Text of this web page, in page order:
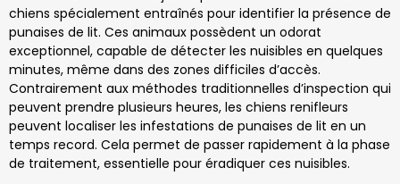
chiens spécialement entraînés pour identifier la présence de
punaises de lit. Ces animaux possèdent un odorat
exceptionnel, capable de détecter les nuisibles en quelques
minutes, même dans des zones difficiles d’accès.
Contrairement aux méthodes traditionnelles d’inspection qui
peuvent prendre plusieurs heures, les chiens renifleurs
peuvent localiser les infestations de punaises de lit en un
temps record. Cela permet de passer rapidement à la phase
de traitement, essentielle pour éradiquer ces nuisibles.